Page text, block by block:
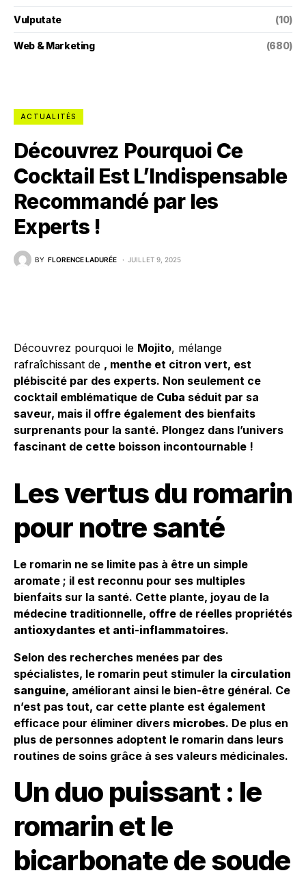
ACTUALITÉS
Découvrez Pourquoi Ce
Cocktail Est L’Indispensable
Recommandé par les
Experts !
BY FLORENCE LADURÉE JUILLET 9, 2025
Découvrez pourquoi le Mojito, mélange
rafraîchissant de , menthe et citron vert, est
plébiscité par des experts. Non seulement ce
cocktail emblématique de Cuba séduit par sa
saveur, mais il offre également des bienfaits
surprenants pour la santé. Plongez dans l’univers
fascinant de cette boisson incontournable !
Les vertus du romarin
pour notre santé
Le romarin ne se limite pas à être un simple
aromate ; il est reconnu pour ses multiples
bienfaits sur la santé. Cette plante, joyau de la
médecine traditionnelle, offre de réelles propriétés
antioxydantes et anti-inflammatoires.
Selon des recherches menées par des
spécialistes, le romarin peut stimuler la circulation
sanguine, améliorant ainsi le bien-être général. Ce
n’est pas tout, car cette plante est également
efficace pour éliminer divers microbes. De plus en
plus de personnes adoptent le romarin dans leurs
routines de soins grâce à ses valeurs médicinales.
Un duo puissant : le
romarin et le
bicarbonate de soude
Vulputate (10)
Web & Marketing (680)